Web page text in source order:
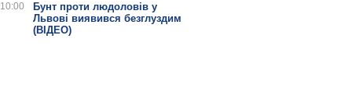
10:00
Бунт проти людоловів у
Львові виявився безглуздим
(ВІДЕО)